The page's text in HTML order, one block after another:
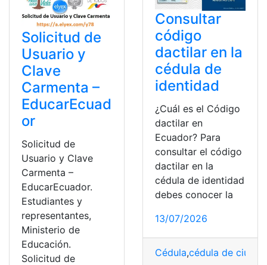
Solicitud de
Usuario y
Clave
Carmenta –
EducarEcuad
or
Solicitud de
Usuario y Clave
Carmenta –
EducarEcuador.
Estudiantes y
representantes,
Ministerio de
Educación.
Solicitud de
Consultar
código
dactilar en la
cédula de
identidad
¿Cuál es el Código
dactilar en
Ecuador? Para
consultar el código
dactilar en la
cédula de identidad
debes conocer la
13/07/2026
Cédula,cédula de